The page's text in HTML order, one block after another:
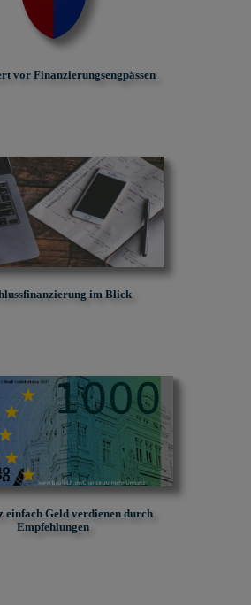
vor Finanzierungs­engpässen
im Blick
einfach Geld verdienen durch
Empfehlungen